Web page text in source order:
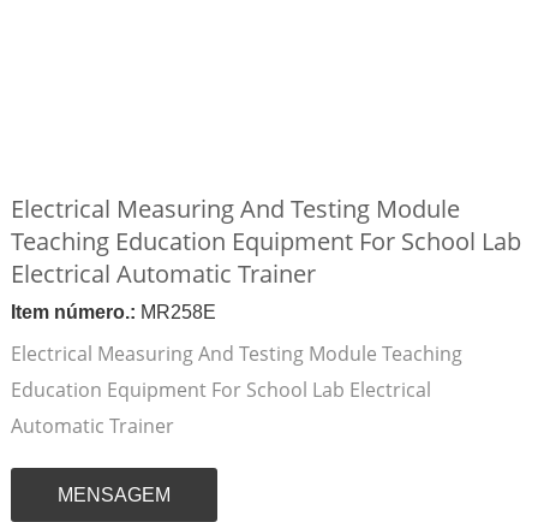
Electrical Measuring And Testing Module
Teaching Education Equipment For School Lab
Electrical Automatic Trainer
Item número.: MR258E
Electrical Measuring And Testing Module Teaching
Education Equipment For School Lab Electrical
Automatic Trainer
MENSAGEM